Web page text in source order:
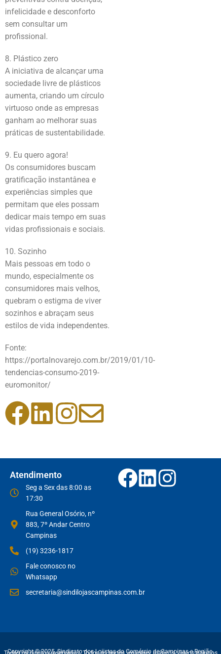
infelicidade e desconforto
sem consultar um
profissional.
8. Plástico zero
A iniciativa de alcançar uma
sociedade livre de plásticos
aumenta, criando um círculo
virtuoso onde as empresas
ganham ao melhorar suas
práticas de sustentabilidade.
9. Eu quero agora!
Os consumidores buscam
gratificação instantânea e
experiências simples que
permitam que eles possam
dedicar mais tempo em suas
vidas profissionais e sociais.
10. Sozinho
Mais pessoas em todo o
mundo, especialmente os
consumidores mais velhos,
quebram o estigma de viver
sozinhos e abraçam seus
estilos de vida independentes.
Fonte:
https://portalnovarejo.com.br/2019/01/10-
tendencias-consumo-2019-
euromonitor/
Atendimento
Seg a Sex das 8:00 as
17:30
Rua General Osório, nº
883, 7º Andar Centro
Campinas
(19) 3236-1817
Fale conosco no
Whatsapp
secretaria@sindilojascampinas.com.br
Copyright © 2025, Sindicato dos Lojistas do Comércio de Campinas e Região.